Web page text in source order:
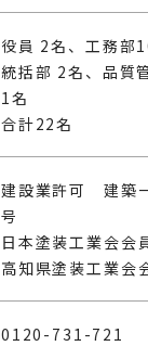
役員 2名、工務部
統括部 2名、品質
1名
合計22名
建設業許可 建築
号
日本塗装工業会
高知県塗装工業
0120-731-721